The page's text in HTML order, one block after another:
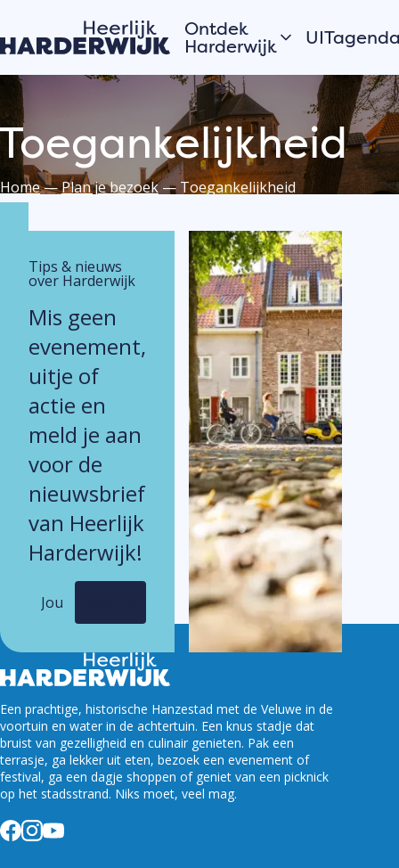
Ontdek
Harderwijk
Hanzestad
Water
Veluwe
Dorpen
Verhalen van de
stad
Hardewijkers
vertellen
Vandaag
Morgen
Dit
Bekijk alles
Plaats
Meld jouw
de
Home—Plan je bezoek — Toegankelijkheid
Tips & nieuws
over Harderwijk
Mis geen
evenement,
uitje of
actie en
meld je aan
voor de
nieuwsbrief
van Heerlijk
Harderwijk!
Een prachtige, historische Hanzestad met de Veluwe in de
voortuin en water in de achtertuin. Een knus stadje dat
bruist van gezelligheid en culinair genieten. Pak een
terrasje, ga lekker uit eten, bezoek een evenement of
festival, ga een dagje shoppen of geniet van een picknick
op het stadsstrand. Niks moet, veel mag.
Facebook
Instagram
YouTube